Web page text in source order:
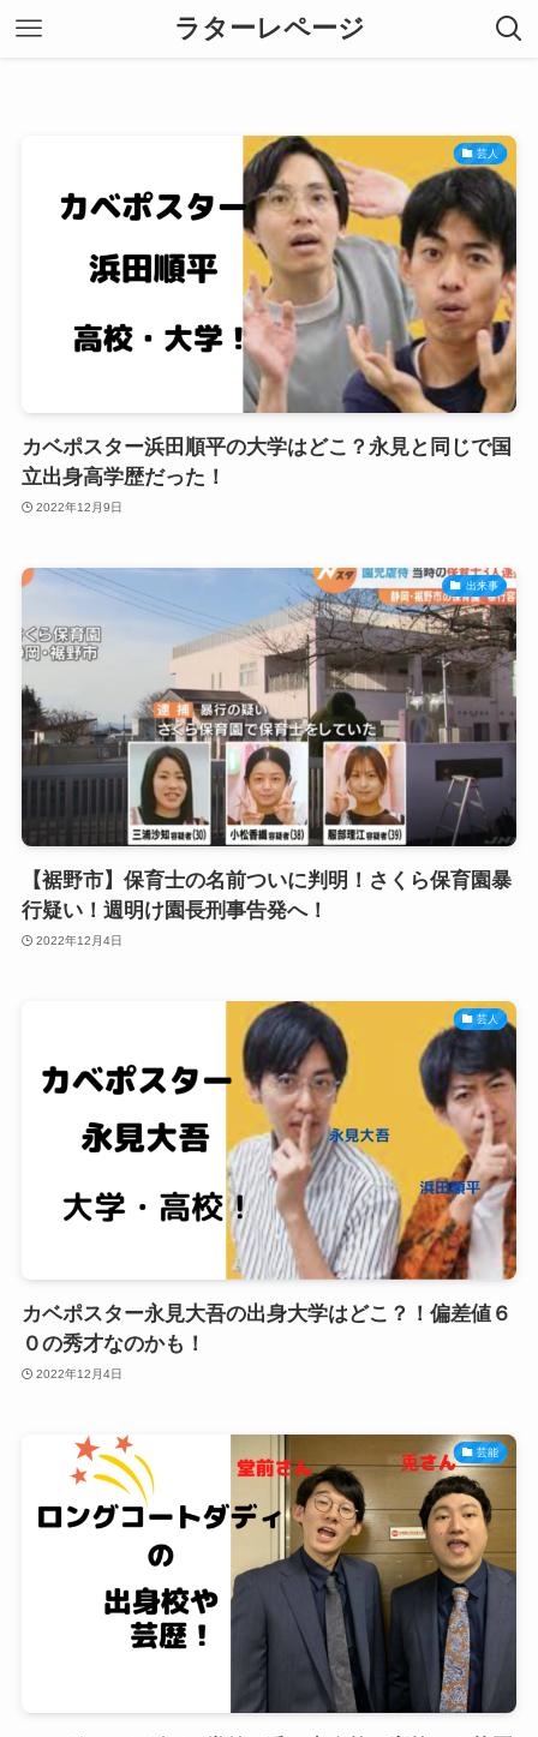
ラターレページ
芸人
カベポスター浜田順平の大学はどこ？永見と同じで国
立出身高学歴だった！
2022年12月9日
出来事
【裾野市】保育士の名前ついに判明！さくら保育園暴
行疑い！週明け園長刑事告発へ！
2022年12月4日
芸人
カベポスター永見大吾の出身大学はどこ？！偏差値６
０の秀才なのかも！
2022年12月4日
芸能